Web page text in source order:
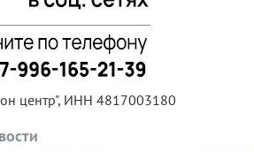
центр", ИНН 4817003180